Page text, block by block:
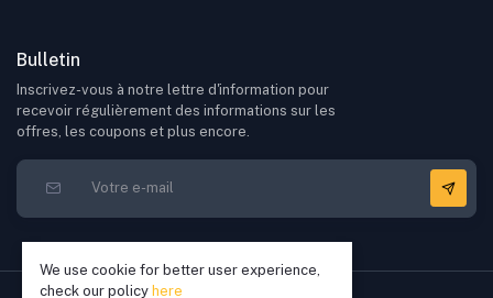
Bulletin
Inscrivez-vous à notre lettre d'information pour
recevoir régulièrement des informations sur les
offres, les coupons et plus encore.
We use cookie for better user experience,
check our policy here